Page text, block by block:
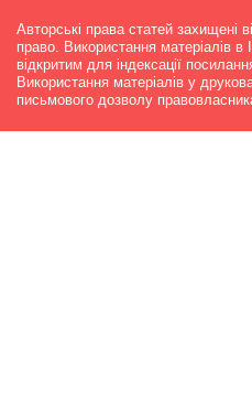
Авторські права статей захищені
право. Використання матеріалів
відкритим для індексації
Використання матеріалів у
письмового дозволу